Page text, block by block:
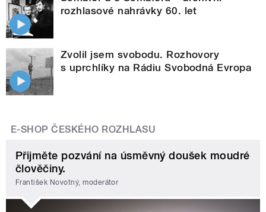
rozhlasové nahrávky 60. let
Zvolil jsem svobodu. Rozhovory
s uprchlíky na Rádiu Svobodná Evropa
E-SHOP ČESKÉHO ROZHLASU
Přijměte pozvání na úsměvný doušek moudré
člověčiny.
František Novotný, moderátor